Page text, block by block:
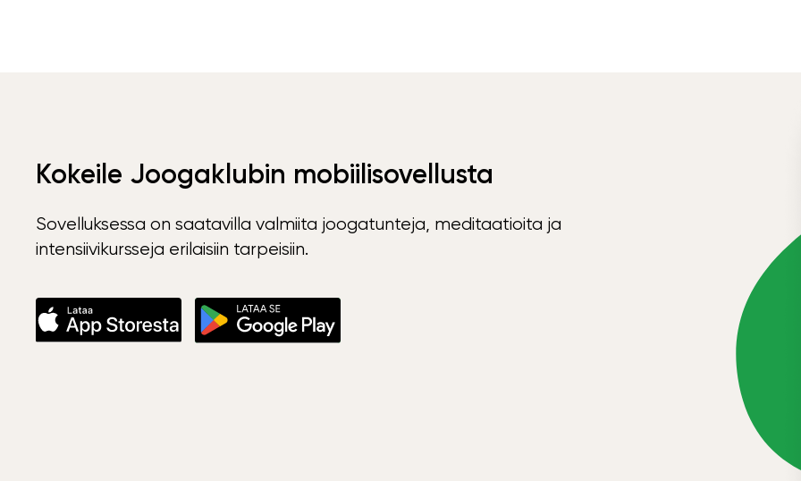
Kokeile Joogaklubin mobiilisovellusta
Sovelluksessa on saatavilla valmiita joogatunteja, meditaatioita ja
intensiivikursseja erilaisiin tarpeisiin.